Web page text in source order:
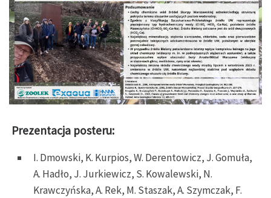
Prezentacja posteru:
I. Dmowski, K. Kurpios, W. Derentowicz, J. Gomuła,
A. Hadło, J. Jurkiewicz, S. Kowalewski, N.
Krawczyńska, A. Rek, M. Staszak, A. Szymczak, F.